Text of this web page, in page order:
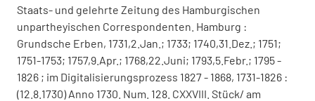
Staats- und gelehrte Zeitung des Hamburgischen
unpartheyischen Correspondenten. Hamburg :
Grundsche Erben, 1731,2.Jan.; 1733; 1740,31.Dez.; 1751;
1751-1753; 1757,9.Apr.; 1768,22.Juni; 1793,5.Febr.; 1795 -
1826 ; im Digitalisierungsprozess 1827 - 1868, 1731-1826 :
(12.8.1730) Anno 1730. Num. 128. CXXVIII. Stück/ am